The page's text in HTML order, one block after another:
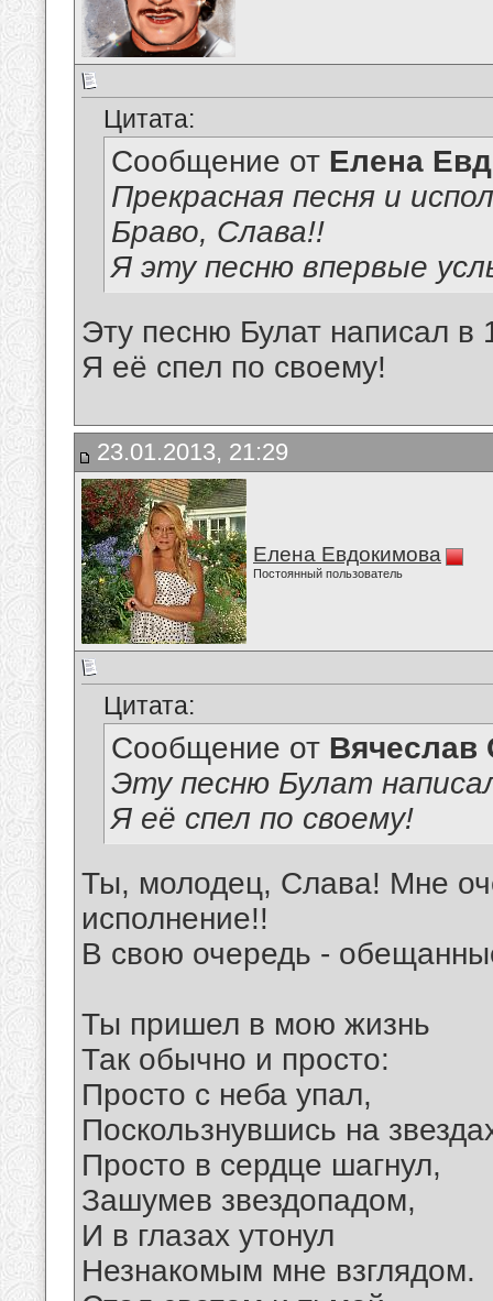
Цитата:
Сообщение от Елена
Прекрасная песня и
Браво, Слава!!
Я эту песню впервые
Эту песню Булат написал в
Я её спел по своему!
23.01.2013, 21:29
Елена Евдокимова
Постоянный пользователь
Цитата:
Сообщение от Вячеслав
Эту песню Булат
Я её спел по своему!
Ты, молодец, Слава! Мне
исполнение!!
В свою очередь -
Ты пришел в мою жизнь
Так обычно и просто:
Просто с неба упал,
Поскользнувшись на
Просто в сердце шагнул,
Зашумев звездопадом,
И в глазах утонул
Незнакомым мне взглядом.